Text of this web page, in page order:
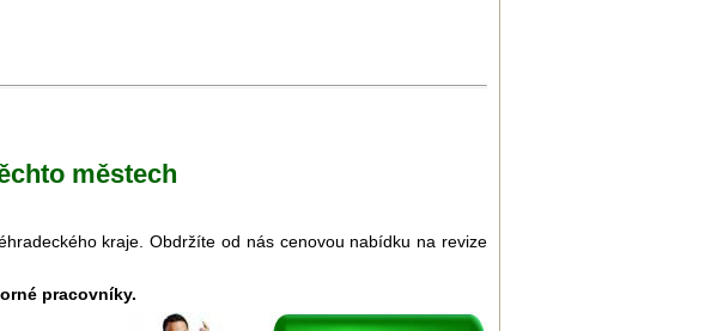
městech
kraje. Obdržíte od nás cenovou nabídku na revize
pracovníky.